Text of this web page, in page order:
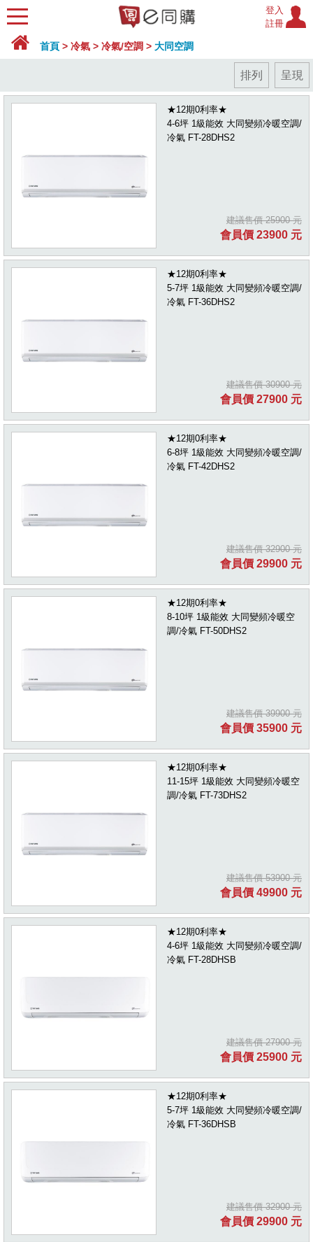
登入
註冊
首頁 > 冷氣 > 冷氣/空調 > 大同空調
排列 呈現
★12期0利率★
4-6坪 1級能效 大同變頻冷暖空調/
冷氣 FT-28DHS2
建議售價 25900 元
會員價 23900 元
★12期0利率★
5-7坪 1級能效 大同變頻冷暖空調/
冷氣 FT-36DHS2
建議售價 30900 元
會員價 27900 元
★12期0利率★
6-8坪 1級能效 大同變頻冷暖空調/
冷氣 FT-42DHS2
建議售價 32900 元
會員價 29900 元
★12期0利率★
8-10坪 1級能效 大同變頻冷暖空
調/冷氣 FT-50DHS2
建議售價 39900 元
會員價 35900 元
★12期0利率★
11-15坪 1級能效 大同變頻冷暖空
調/冷氣 FT-73DHS2
建議售價 53900 元
會員價 49900 元
★12期0利率★
4-6坪 1級能效 大同變頻冷暖空調/
冷氣 FT-28DHSB
建議售價 27900 元
會員價 25900 元
★12期0利率★
5-7坪 1級能效 大同變頻冷暖空調/
冷氣 FT-36DHSB
建議售價 32900 元
會員價 29900 元